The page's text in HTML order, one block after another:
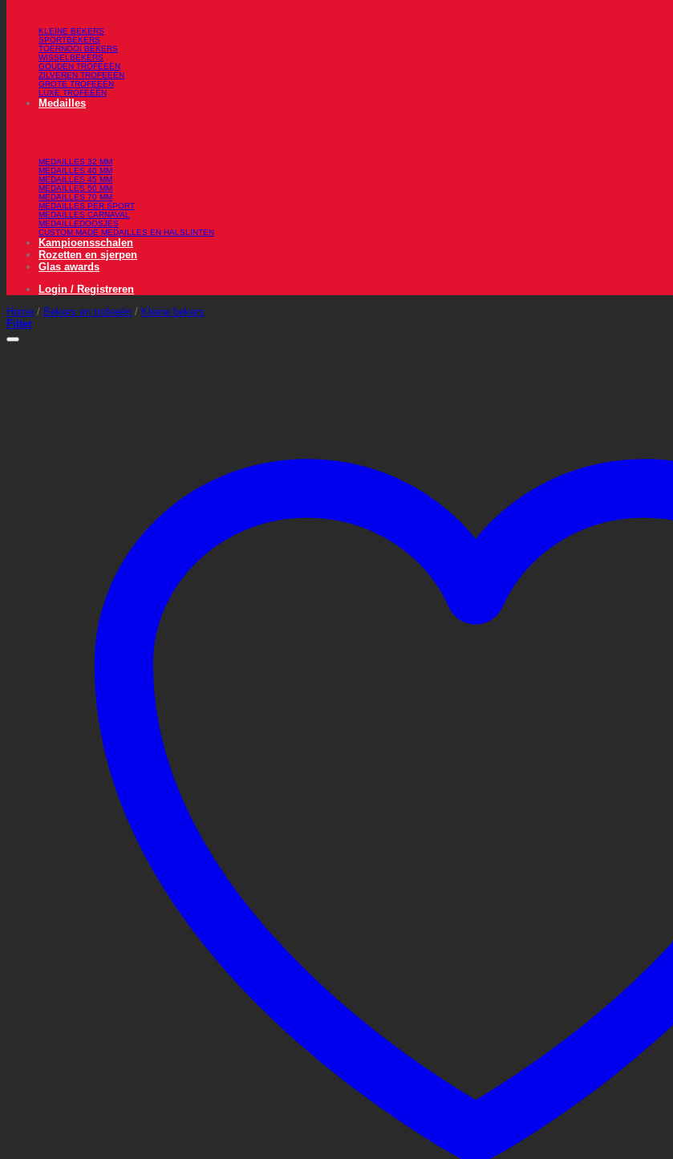
KLEINE BEKERS
SPORTBEKERS
TOERNOOI BEKERS
WISSELBEKERS
GOUDEN TROFEEËN
ZILVEREN TROFEEËN
GROTE TROFEEËN
LUXE TROFEEËN
Medailles
MEDAILLES 32 MM
MEDAILLES 40 MM
MEDAILLES 45 MM
MEDAILLES 50 MM
MEDAILLES 70 MM
MEDAILLES PER SPORT
MEDAILLES CARNAVAL
MEDAILLEDOOSJES
CUSTOM MADE MEDAILLES EN HALSLINTEN
Kampioensschalen
Rozetten en sjerpen
Glas awards
Login / Registreren
Home / Bekers en trofeeën / Kleine bekers
Filter